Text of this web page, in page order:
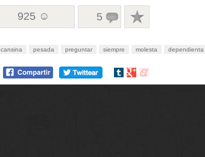
925 ☺ 5
cansina pesada preguntar siempre molesta dependienta
Compartir
Compartir
Compartir